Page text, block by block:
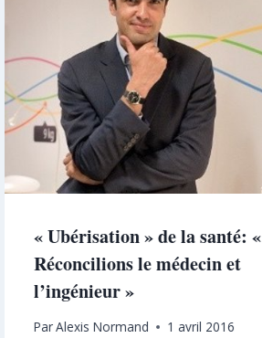
« Ubérisation » de la santé: «
Réconcilions le médecin et
l’ingénieur »
ParAlexis Normand 1 avril 2016